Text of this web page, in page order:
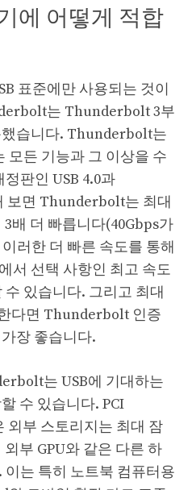
에 어떻게 적합
표준에만 사용되는 것이
는 Thunderbolt 3부
습니다. Thunderbolt는
모든 기능과 그 이상을 수
판인 USB 4.0과
보면 Thunderbolt는 최대
배 더 빠릅니다(40Gbps가
러한 더 빠른 속도를 통해
서 선택 사항인 최고 속도
수 있습니다. 그리고 최대
다면 Thunderbolt 인증
장 좋습니다.
는 USB에 기대하는
수 있습니다. PCI
외부 스토리지는 최대 잠
부 GPU와 같은 다른 하
는 특히 노트북 컴퓨터용